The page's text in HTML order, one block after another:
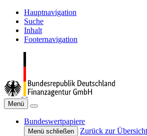
Hauptnavigation
Suche
Inhalt
Footernavigation
Menü
Bundeswertpapiere
Menü schließen
Zurück zur Übersicht